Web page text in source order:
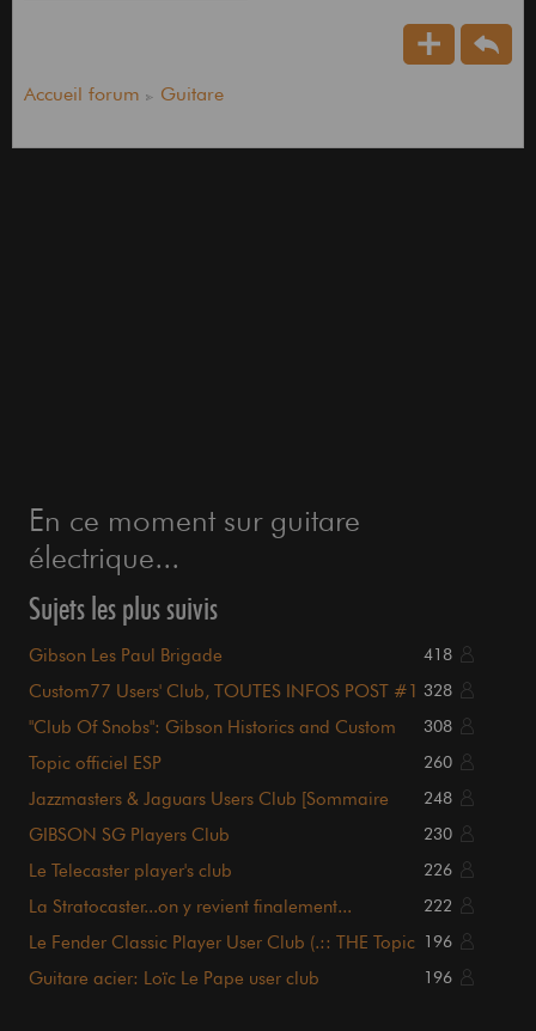
Accueil forum Guitare
En ce moment sur guitare
électrique...
Sujets les plus suivis
Gibson Les Paul Brigade 418
Custom77 Users' Club, TOUTES INFOS POST #1 328
"Club Of Snobs": Gibson Historics and Custom
308
Topic officiel ESP 260
Jazzmasters & Jaguars Users Club [Sommaire
248
GIBSON SG Players Club 230
Le Telecaster player's club 226
La Stratocaster...on y revient finalement... 222
Le Fender Classic Player User Club (.:: THE Topic 196
Guitare acier: Loïc Le Pape user club 196